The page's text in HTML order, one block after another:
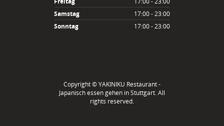
Samstag
17:00 - 23:00
Sonntag
17:00 - 23:00
Copyright ©YAKINIKU Restaurant -
Japanisch essen gehen in Stuttgart. All
rights reserved.